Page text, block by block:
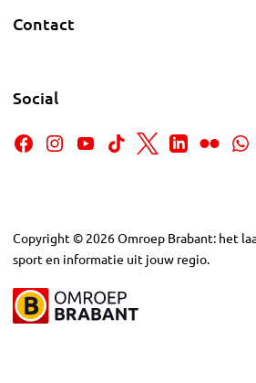
Contact
Social
Copyright © 2026Omroep Brabant: het
sport en informatie uit jouw regio.